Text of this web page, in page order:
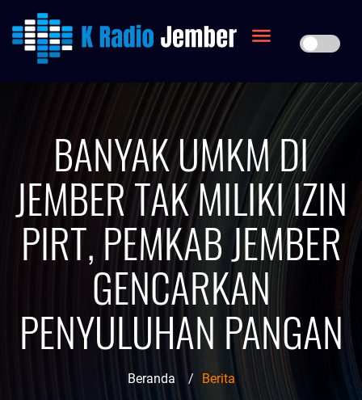
BANYAK UMKM DI
JEMBER TAK MILIKI IZIN
PIRT, PEMKAB JEMBER
GENCARKAN
PENYULUHAN PANGAN
Beranda / Berita